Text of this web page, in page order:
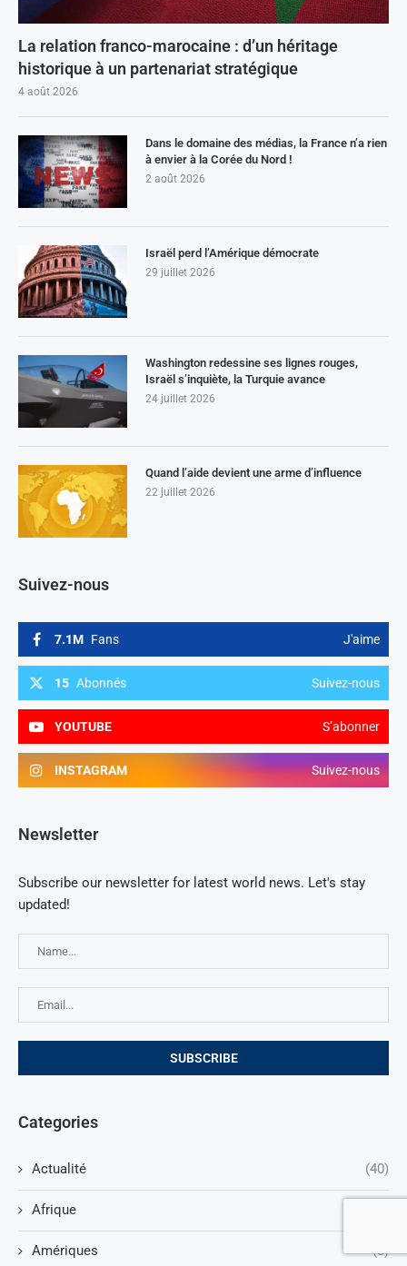
La relation franco-marocaine : d’un héritage
historique à un partenariat stratégique
4 août 2026
Dans le domaine des médias, la France n’a rien
à envier à la Corée du Nord !
2 août 2026
Israël perd l’Amérique démocrate
29 juillet 2026
Washington redessine ses lignes rouges,
Israël s’inquiète, la Turquie avance
24 juillet 2026
Quand l’aide devient une arme d’influence
22 juillet 2026
Suivez-nous
7.1M Fans J'aime
15 Abonnés Suivez-nous
YOUTUBE S’abonner
INSTAGRAM Suivez-nous
Newsletter
Subscribe our newsletter for latest world news. Let's stay
updated!
Categories
Actualité (40)
Afrique
Amériques (8)